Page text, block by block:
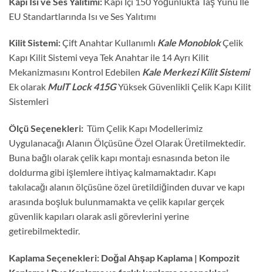
EU Standartlarında Isı ve Ses Yalıtımı
Kilit Sistemi:Çift Anahtar Kullanımlı Kale MonoblokÇelik
Kapı Kilit Sistemi veya Tek Anahtar ile 14 Ayrı Kilit
Mekanizmasını Kontrol Edebilen Kale Merkezi Kilit Sistemi
Ek olarak MulT Lock 415GYüksek Güvenlikli Çelik Kapı Kilit
Sistemleri
Ölçü Seçenekleri: Tüm Çelik Kapı Modellerimiz
Uygulanacağı Alanın Ölçüsüne Özel Olarak Üretilmektedir.
Buna bağlı olarak çelik kapı montajı esnasında beton ile
doldurma gibi işlemlere ihtiyaç kalmamaktadır. Kapı
takılacağı alanın ölçüsüne özel üretildiğinden duvar ve kapı
arasında boşluk bulunmamakta ve çelik kapılar gerçek
güvenlik kapıları olarak asli görevlerini yerine
getirebilmektedir.
Kaplama Seçenekleri: Doğal Ahşap Kaplama | Kompozit